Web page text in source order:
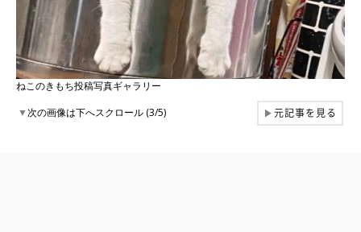
ねこのきもち投稿写真ギャラリー
▼次の画像は下へスクロール (3/5) ▶元記事を見る